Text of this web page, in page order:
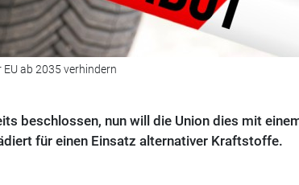
ab 2035 verhindern
beschlossen, nun will die Union dies mit
für einen Einsatz alternativer Kraftstoffe.